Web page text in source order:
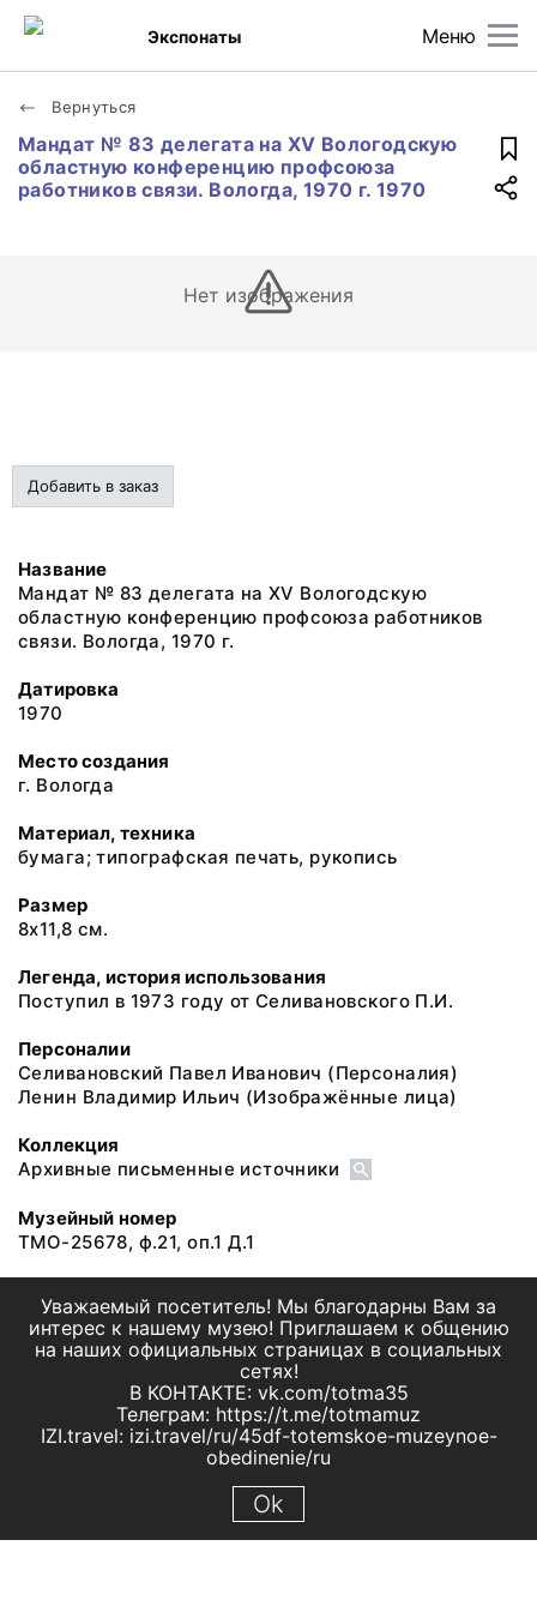
Меню
Экспонаты
Вернуться
Мандат № 83 делегата на XV Вологодскую
областную конференцию профсоюза
работников связи. Вологда, 1970 г. 1970
Нет изображения
Добавить в заказ
Название
Мандат № 83 делегата на XV Вологодскую
областную конференцию профсоюза работников
связи. Вологда, 1970 г.
Датировка
1970
Место создания
г. Вологда
Материал, техника
бумага; типографская печать, рукопись
Размер
8х11,8 см.
Легенда, история использования
Поступил в 1973 году от Селивановского П.И.
Персоналии
Селивановский Павел Иванович (Персоналия)
Ленин Владимир Ильич (Изображённые лица)
Коллекция
Архивные письменные источники
Музейный номер
ТМО-25678, ф.21, оп.1 Д.1
Уважаемый посетитель! Мы благодарны Вам за
интерес к нашему музею! Приглашаем к общению
на наших официальных страницах в социальных
сетях!
В КОНТАКТЕ: vk.com/totma35
Телеграм: https://t.me/totmamuz
IZI.travel: izi.travel/ru/45df-totemskoe-muzeynoe-
obedinenie/ru
Ok